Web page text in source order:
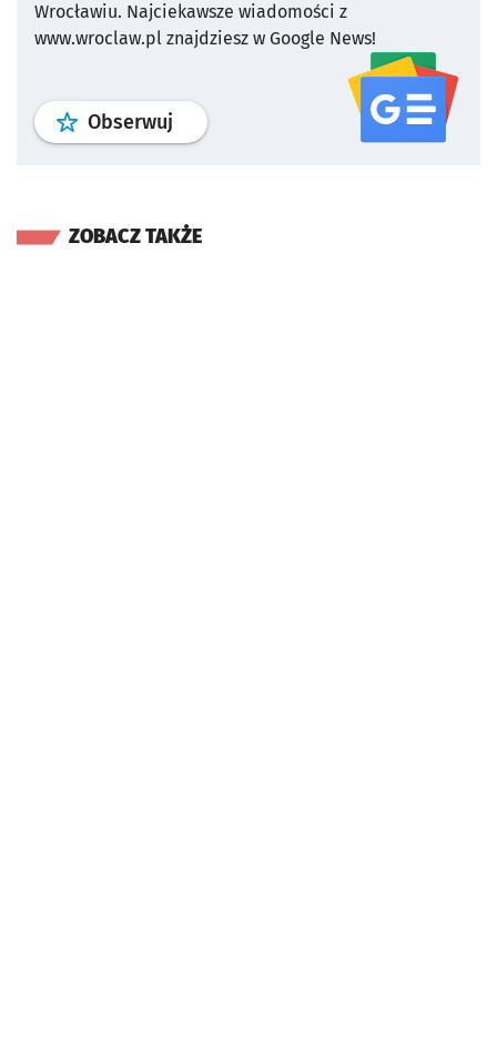
Wrocławiu. Najciekawsze wiadomości z
www.wroclaw.pl znajdziesz w Google News!
Obserwuj profil serwisu
ZOBACZ TAKŻE